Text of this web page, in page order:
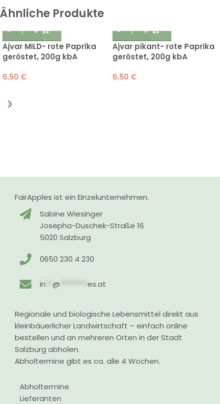
Ähnliche Produkte
Ajvar MILD- rote Paprika
geröstet, 200g kbA
6,50 €
Ajvar pikant- rote Paprika
geröstet, 200g kbA
6,50 €
FairApples ist ein Einzelunternehmen.
Sabine Wiesinger
Josepha-Duschek-Straße 16
5020 Salzburg
0650 230 4 230
in **@ ********es.at
Regionale und biologische Lebensmittel direkt aus
kleinbäuerlicher Landwirtschaft – einfach online
bestellen und an mehreren Orten in der Stadt
Salzburg abholen.
Abholtermine gibt es ca. alle 4 Wochen.
Abholtermine
Lieferanten